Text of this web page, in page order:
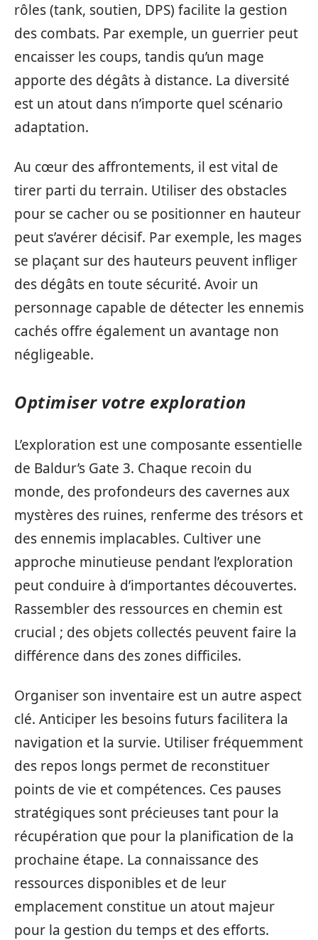
rôles (tank, soutien, DPS) facilite la gestion
des combats. Par exemple, un guerrier peut
encaisser les coups, tandis qu’un mage
apporte des dégâts à distance. La diversité
est un atout dans n’importe quel scénario
adaptation.
Au cœur des affrontements, il est vital de
tirer parti du terrain. Utiliser des obstacles
pour se cacher ou se positionner en hauteur
peut s’avérer décisif. Par exemple, les mages
se plaçant sur des hauteurs peuvent infliger
des dégâts en toute sécurité. Avoir un
personnage capable de détecter les ennemis
cachés offre également un avantage non
négligeable.
Optimiser votre exploration
L’exploration est une composante essentielle
de Baldur’s Gate 3. Chaque recoin du
monde, des profondeurs des cavernes aux
mystères des ruines, renferme des trésors et
des ennemis implacables. Cultiver une
approche minutieuse pendant l’exploration
peut conduire à d’importantes découvertes.
Rassembler des ressources en chemin est
crucial ; des objets collectés peuvent faire la
différence dans des zones difficiles.
Organiser son inventaire est un autre aspect
clé. Anticiper les besoins futurs facilitera la
navigation et la survie. Utiliser fréquemment
des repos longs permet de reconstituer
points de vie et compétences. Ces pauses
stratégiques sont précieuses tant pour la
récupération que pour la planification de la
prochaine étape. La connaissance des
ressources disponibles et de leur
emplacement constitue un atout majeur
pour la gestion du temps et des efforts.